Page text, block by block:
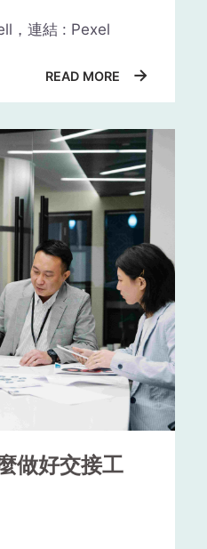
如果你覺得這份工
作感到滿意，那麼
作中停留更長的時
地更換工作可能會
負面影響。雖然職
人而異，但是如果
響你的職業形象和
經常更換工作，也
可靠性，這些都是
。
定離開當前工作之
會到來之前做好充
的簡歷、準備面試
。如此能幫助你更
小孩，父母最好暫
免情緒反應下的不
丹尼爾．高曼
同樣也建議，一旦
要設法抽離出來，
「和自己講道
出情緒漩渦。
移怒氣，不隨
為，遇到不愉快的
上的人，應對策略
」、「不要同步
澆油。
？1練空手道劈木
人訴苦。結果正確
的事」比較容易
是陳述個人經歷的
的價值觀、應徵動
？重點不在於運用
象，而在於能否能
、「我能帶來什
什麼」。)
清楚「為什麼是
接說明應徵這個職
說「我很有興趣」
「為什麼你對這件
興趣如何在你過去
」。
入門書籍，激發了
時，主動擔任心輔
問題與需求，讓我
工作的路。
，連結 : Pexel
不僅僅是清楚表
種理解他人、建
的能力。這種能
場合作乃至家庭
角色。
READ MORE →
做好交接工